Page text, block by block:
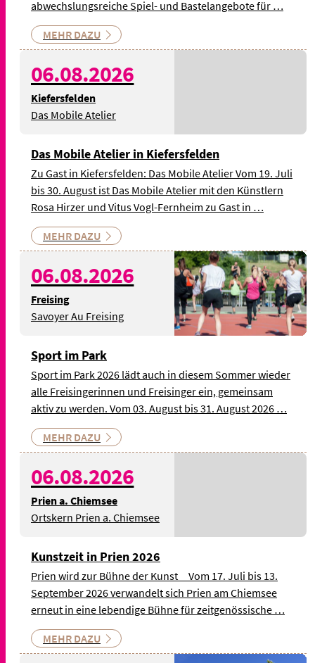
abwechslungsreiche Spiel- und Bastelangebote für …
MEHR DAZU
06.08.2026
Kiefersfelden
Das Mobile Atelier
Das Mobile Atelier in Kiefersfelden
Zu Gast in Kiefersfelden: Das Mobile Atelier Vom 19. Juli
bis 30. August ist Das Mobile Atelier mit den Künstlern
Rosa Hirzer und Vitus Vogl-Fernheim zu Gast in …
MEHR DAZU
06.08.2026
Freising
Savoyer Au Freising
© Bild: Andrzej Rembowski
auf Pixabay - Symbolbild
Sport im Park
Sport im Park 2026 lädt auch in diesem Sommer wieder
alle Freisingerinnen und Freisinger ein, gemeinsam
aktiv zu werden. Vom 03. August bis 31. August 2026 …
MEHR DAZU
06.08.2026
Prien a. Chiemsee
Ortskern Prien a. Chiemsee
Kunstzeit in Prien 2026
Prien wird zur Bühne der Kunst Vom 17. Juli bis 13.
September 2026 verwandelt sich Prien am Chiemsee
erneut in eine lebendige Bühne für zeitgenössische …
MEHR DAZU